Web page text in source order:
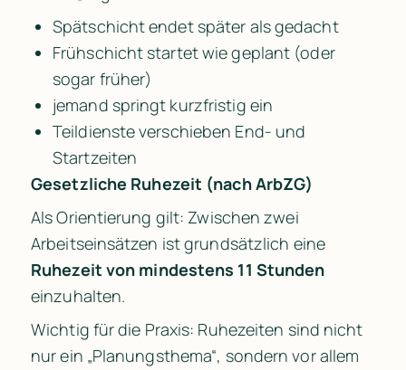
Spätschicht endet später als gedacht
Frühschicht startet wie geplant (oder
sogar früher)
jemand springt kurzfristig ein
Teildienste verschieben End- und
Startzeiten
Gesetzliche Ruhezeit (nach ArbZG)
Als Orientierung gilt: Zwischen zwei
Arbeitseinsätzen ist grundsätzlich eine
Ruhezeit von mindestens 11 Stunden
einzuhalten.
Wichtig für die Praxis: Ruhezeiten sind nicht
nur ein „Planungsthema“, sondern vor allem